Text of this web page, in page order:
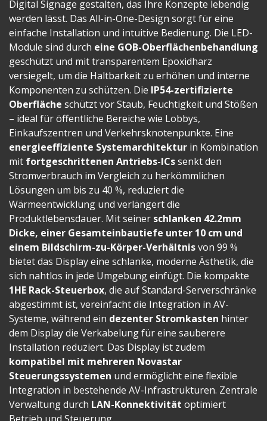
Digital Signage gestalten, das Ihre Konzepte lebendig
werden lässt. Das All-in-One-Design sorgt für eine
einfache Installation und intuitive Bedienung. Die LED-
Module sind durch eine GOB-Oberflächenbehandlung
geschützt und mit transparentem Epoxidharz
versiegelt, um die Haltbarkeit zu erhöhen und interne
Komponenten zu schützen. Die IP54-zertifizierte
Oberfläche schützt vor Staub, Feuchtigkeit und Stößen
– ideal für öffentliche Bereiche wie Lobbys,
Einkaufszentren und Verkehrsknotenpunkte. Eine
energieeffiziente Systemarchitektur in Kombination
mit fortgeschrittenen Antriebs-ICssenkt den
Stromverbrauch im Vergleich zu herkömmlichen
Lösungen um bis zu 40 %, reduziert die
Wärmeentwicklung und verlängert die
Produktlebensdauer. Mit seiner schlanken 42.2mm
Dicke, einer Gesamteinbautiefe unter 10 cm und
einem Bildschirm-zu-Körper-Verhältnisvon 99 %
bietet das Display eine schlanke, moderne Ästhetik, die
sich nahtlos in jede Umgebung einfügt. Die kompakte
1HE Rack-Steuerbox, die auf Standard-Serverschränke
abgestimmt ist, vereinfacht die Integration in AV-
Systeme, während ein dezenter Stromkasten hinter
dem Display die Verkabelung für eine sauberere
Installation reduziert. Das Display ist zudem
kompatibel mit mehreren Novastar
Steuerungssystemen und ermöglicht eine flexible
Integration in bestehende AV-Infrastrukturen. Zentrale
Verwaltung durch LAN-Konnektivität optimiert
Betrieb und Steuerung.